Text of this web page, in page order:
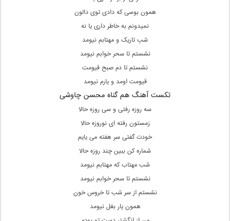
همون بوسی که دادی توی دالون
نمیدونم به خاطر داری یا نه
شبِ تاریک و مهتابم نیومد
نشستم تا سحر خوابم نیومد
نشستم تا دم صبح قیومت
قیومت اومد و یارم نیومد
تکست آهنگ هم گناه محسن چاوشی
سه روزه رفتی و سی روزه حالا
زمستون رفته ای نوروزه حالا
خودت گفتی سر هفته می یایم
شماره کن ببین چند روزه حالا
شب مهتاب که مهتابم نیومد
نشستم تا سحر خوابم نیومد
نشستم از سر شب تا خروس خون
همون یار بغل نیومد